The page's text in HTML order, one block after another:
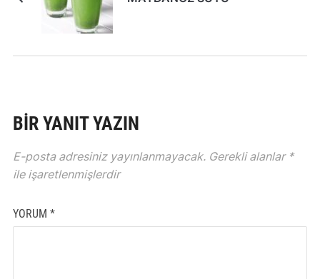
BIR YANIT YAZIN
E-posta adresiniz yayınlanmayacak. Gerekli alanlar *
ile işaretlenmişlerdir
YORUM *